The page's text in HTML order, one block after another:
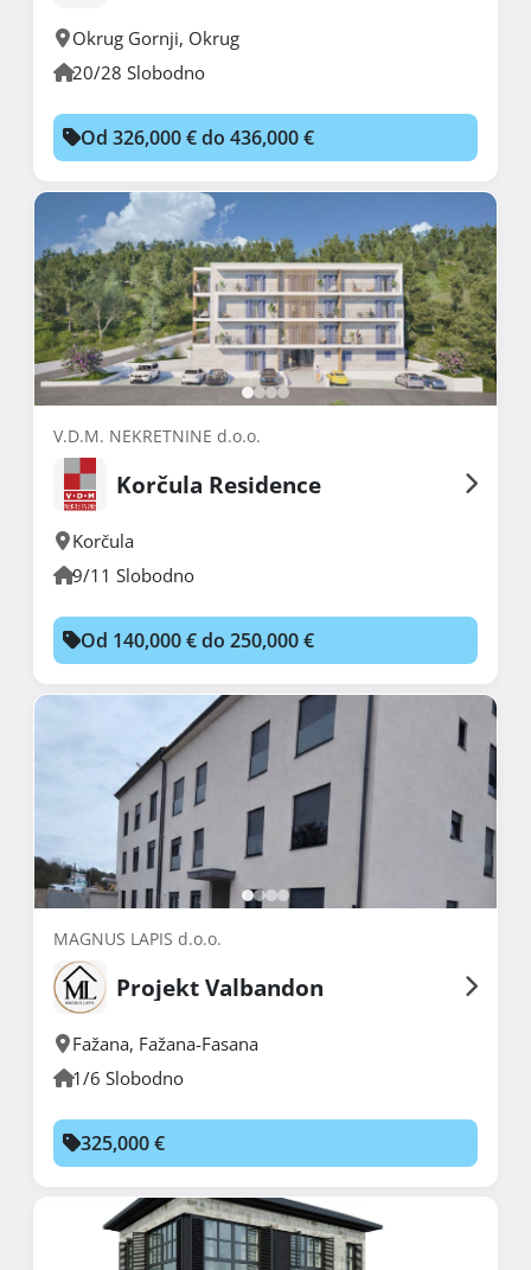
Okrug Gornji, Okrug
20/28 Slobodno
Od 326,000 € do 436,000 €
V.D.M. NEKRETNINE d.o.o.
Korčula Residence
Korčula
9/11 Slobodno
Od 140,000 € do 250,000 €
MAGNUS LAPIS d.o.o.
Projekt Valbandon
Fažana, Fažana-Fasana
1/6 Slobodno
325,000 €